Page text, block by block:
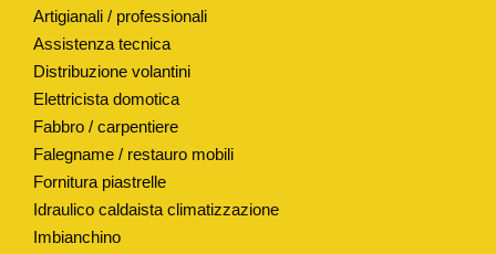
P
O
R
A
F
Artigianali / professionali
Assistenza tecnica
Distribuzione volantini
Elettricista domotica
Fabbro / carpentiere
Falegname / restauro mobili
Fornitura piastrelle
Idraulico caldaista climatizzazione
Imbianchino